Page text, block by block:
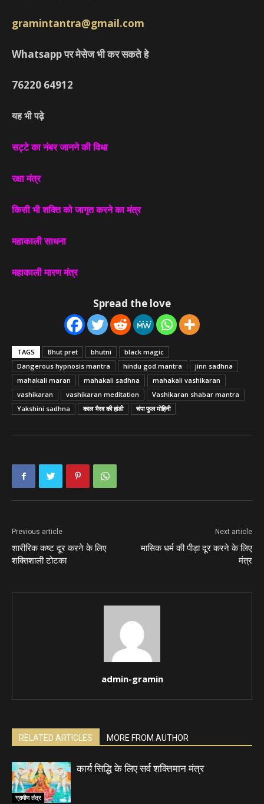
gramintantra@gmail.com
Whatsapp पर मेसेज भी कर सकते हे
76220 64912
यह भी पढ़े
सट्टे का नंबर जानने की विधा
रक्षा मंत्र
किसी भी शक्ति को जागृत करने का मंत्र
महाकाली साधना
महाकाली मारण मंत्र
Spread the love
TAGS Bhut pret bhutni
black magic
Dangerous hypnosis mantra
hindu god mantra
jinn sadhna
mahakali maran
mahakali sadhna
mahakali vashikaran
vashikaran
vashikaran meditation
Vashikaran shabar mantra
Yakshini sadhna
काल भैरव की हांडी चंपा फुल मोहिनी
Previous article
शारीरिक कष्ट दूर करने के लिए
शक्तिशाली टोटका
Next article
मासिक धर्म की पीड़ा दूर करने के लिए
मंत्र
admin-gramin
RELATED ARTICLES MORE FROM AUTHOR
ग्रामीण तंत्र
कार्य सिद्धि के लिए सर्व शक्तिमान मंत्र